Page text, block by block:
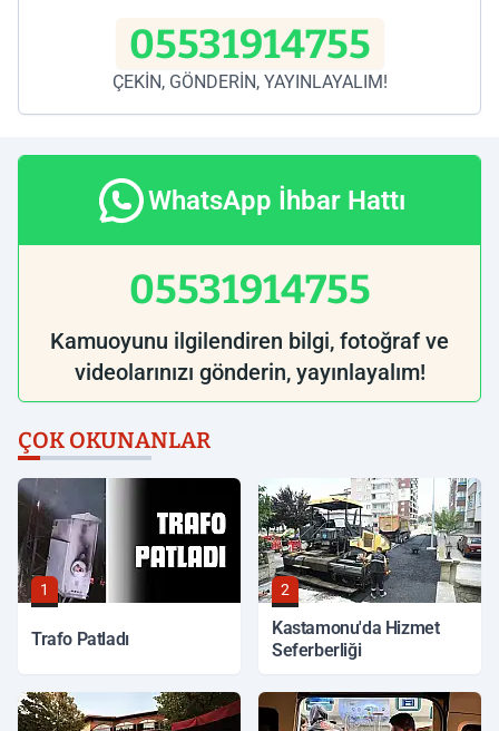
05531914755
ÇEKİN, GÖNDERİN, YAYINLAYALIM!
WhatsApp İhbar Hattı
05531914755
Kamuoyunu ilgilendiren bilgi, fotoğraf ve
videolarınızı gönderin, yayınlayalım!
ÇOK OKUNANLAR
1
Trafo Patladı
2
Kastamonu'da Hizmet
Seferberliği